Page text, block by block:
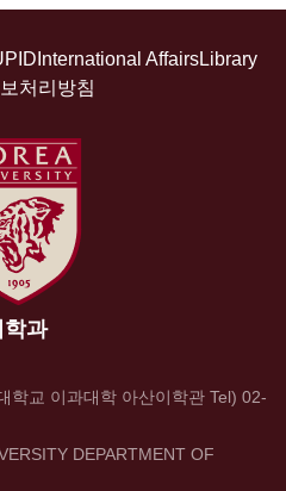
International AffairsLibrary
처리방침
학과
학교 이과대학 아산이학관 Tel) 02-
DEPARTMENT OF